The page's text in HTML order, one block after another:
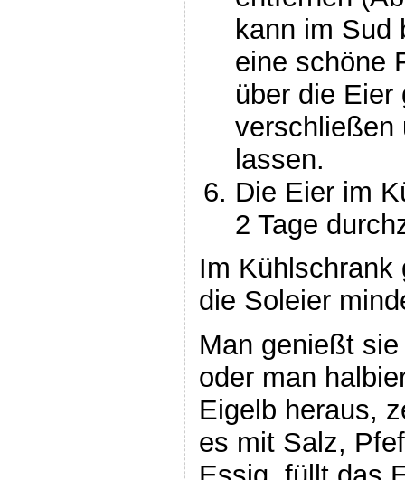
kann im Sud
eine schöne
über die
verschließen
lassen.
Die Eier im
2 Tage
Im Kühlschrank
die Soleier
Man genießt
oder man
Eigelb heraus,
es mit Salz,